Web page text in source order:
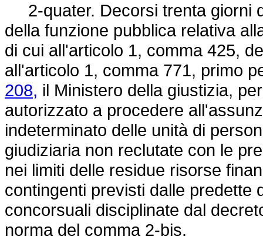
2-quater. Decorsi trenta giorni
della funzione pubblica relativa
di cui all'articolo 1, comma 425,
all'articolo 1, comma 771, primo
208, il Ministero della giustizia,
autorizzato a procedere
indeterminato delle unità di
giudiziaria non reclutate con le
nei limiti delle residue risorse
contingenti previsti dalle predette
concorsuali disciplinate dal
norma del comma 2-bis.